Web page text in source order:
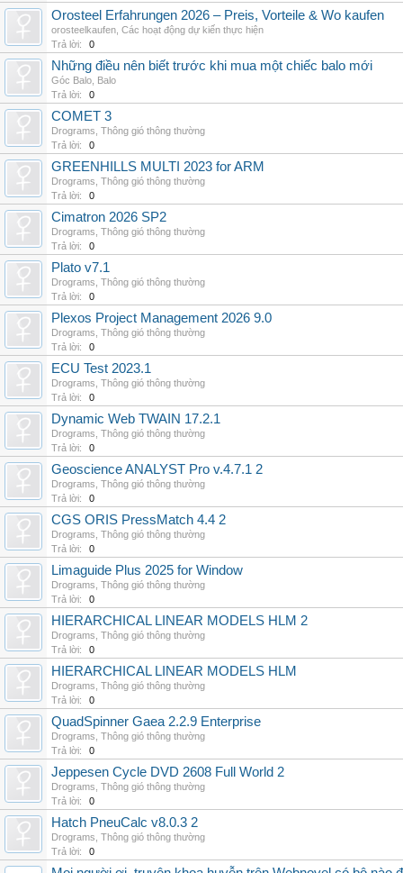
Orosteel Erfahrungen 2026 – Preis, Vorteile & Wo kaufen
orosteelkaufen Các hoạt động dự kiến thực hiện
Trả lời:
0
Những điều nên biết trước khi mua một chiếc balo mới
Góc Balo Balo
Trả lời:
0
COMET 3
Drograms Thông gió thông thường
Trả lời:
0
GREENHILLS MULTI 2023 for ARM
Drograms Thông gió thông thường
Trả lời:
0
Cimatron 2026 SP2
Drograms Thông gió thông thường
Trả lời:
0
Plato v7.1
Drograms Thông gió thông thường
Trả lời:
0
Plexos Project Management 2026 9.0
Drograms Thông gió thông thường
Trả lời:
0
ECU Test 2023.1
Drograms Thông gió thông thường
Trả lời:
0
Dynamic Web TWAIN 17.2.1
Drograms Thông gió thông thường
Trả lời:
0
Geoscience ANALYST Pro v.4.7.1 2
Drograms Thông gió thông thường
Trả lời:
0
CGS ORIS PressMatch 4.4 2
Drograms Thông gió thông thường
Trả lời:
0
Limaguide Plus 2025 for Window
Drograms Thông gió thông thường
Trả lời:
0
HIERARCHICAL LINEAR MODELS HLM 2
Drograms Thông gió thông thường
Trả lời:
0
HIERARCHICAL LINEAR MODELS HLM
Drograms Thông gió thông thường
Trả lời:
0
QuadSpinner Gaea 2.2.9 Enterprise
Drograms Thông gió thông thường
Trả lời:
0
Jeppesen Cycle DVD 2608 Full World 2
Drograms Thông gió thông thường
Trả lời:
0
Hatch PneuCalc v8.0.3 2
Drograms Thông gió thông thường
Trả lời:
0